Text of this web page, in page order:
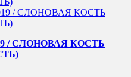
/ СЛОНОВАЯ КОСТЬ